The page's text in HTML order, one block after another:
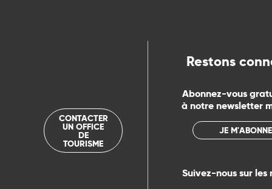
CONTACTER
UN OFFICE
DE
TOURISME
Restons
Abonnez-vous
à notre newsletter
JE M'ABONNE
Suivez-nous sur les